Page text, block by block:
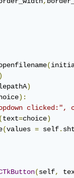
(
)
)
):
clicked:",
(text=choice)
(values = self. sht
(self,